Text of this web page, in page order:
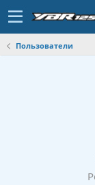
Пользователи